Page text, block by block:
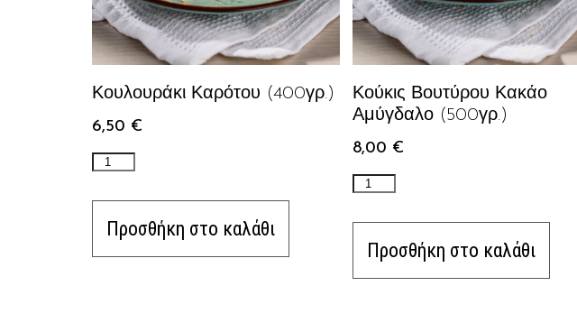
Κουλουράκι Καρότου (400γρ.)
6,50 €
Προσθήκη στο καλάθι
Κούκις Βουτύρου Κακάο
Αμύγδαλο (500γρ.)
8,00 €
Προσθήκη στο καλάθι